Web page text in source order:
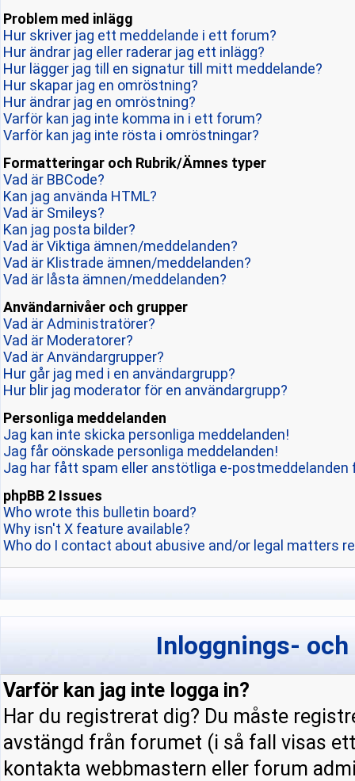
Problem med inlägg
Hur skriver jag ett meddelande i ett forum?
Hur ändrar jag eller raderar jag ett inlägg?
Hur lägger jag till en signatur till mitt meddelande?
Hur skapar jag en omröstning?
Hur ändrar jag en omröstning?
Varför kan jag inte komma in i ett forum?
Varför kan jag inte rösta i omröstningar?
Formatteringar och Rubrik/Ämnes typer
Vad är BBCode?
Kan jag använda HTML?
Vad är Smileys?
Kan jag posta bilder?
Vad är Viktiga ämnen/meddelanden?
Vad är Klistrade ämnen/meddelanden?
Vad är låsta ämnen/meddelanden?
Användarnivåer och grupper
Vad är Administratörer?
Vad är Moderatorer?
Vad är Användargrupper?
Hur går jag med i en användargrupp?
Hur blir jag moderator för en användargrupp?
Personliga meddelanden
Jag kan inte skicka personliga meddelanden!
Jag får oönskade personliga meddelanden!
Jag har fått spam eller anstötliga e-postmeddelanden
phpBB 2 Issues
Who wrote this bulletin board?
Why isn't X feature available?
Who do I contact about abusive and/or legal matters
Inloggnings-
Varför kan jag inte logga in?
Har du registrerat dig? Du måste
avstängd från forumet (i så fall visas
kontakta webbmastern eller forum